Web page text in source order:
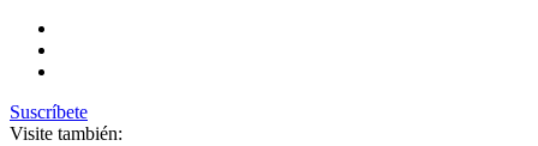
Suscríbete
Visite también: